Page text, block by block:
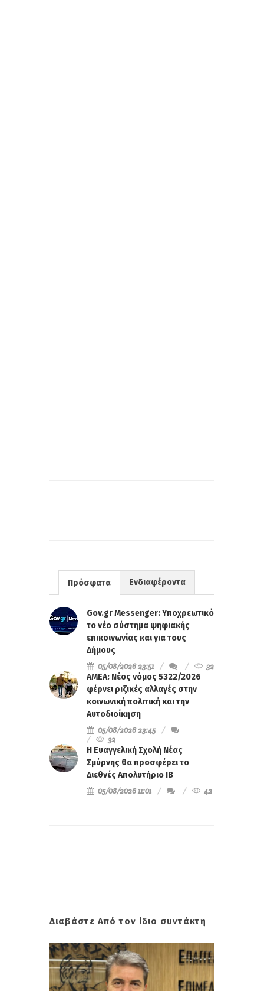
Πρόσφατα Ενδιαφέροντα
Gov.gr Messenger: Υποχρεωτικό
το νέο σύστημα ψηφιακής
επικοινωνίας και για τους
Δήμους
05/08/2026 23:51
32
ΑΜΕΑ: Νέος νόμος 5322/2026
φέρνει ριζικές αλλαγές στην
κοινωνική πολιτική και την
Αυτοδιοίκηση
05/08/2026 23:45
32
Η Ευαγγελική Σχολή Νέας
Σμύρνης θα προσφέρει το
Διεθνές Απολυτήριο IB
05/08/2026 11:01
42
Διαβάστε Από τον ίδιο συντάκτη